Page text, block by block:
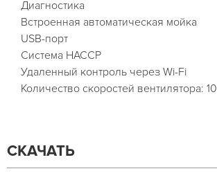
Диагностика
Встроенная автоматическая мойка
USB-порт
Система НАССР
Удаленный контроль через Wi-Fi
Количество скоростей вентилятора: 10
СКАЧАТЬ